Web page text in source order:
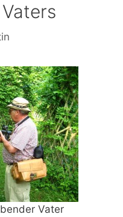
Vater